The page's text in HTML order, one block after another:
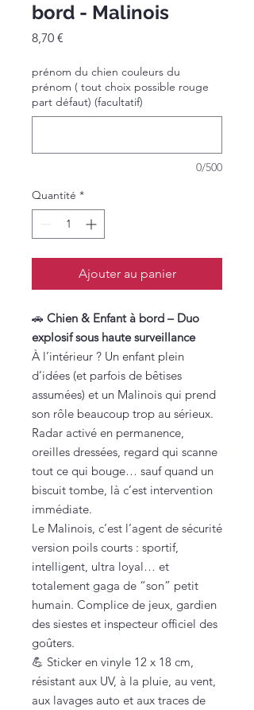
bord - Malinois
8,70 €
prénom du chien couleurs du
prénom ( tout choix possible rouge
part défaut) (facultatif)
0/500
Quantité *
Ajouter au panier
🚗 Chien & Enfant à bord – Duo
explosif sous haute surveillance
À l’intérieur ? Un enfant plein
d’idées (et parfois de bêtises
assumées) et un Malinois qui prend
son rôle beaucoup trop au sérieux.
Radar activé en permanence,
oreilles dressées, regard qui scanne
tout ce qui bouge… sauf quand un
biscuit tombe, là c’est intervention
immédiate.
Le Malinois, c’est l’agent de sécurité
version poils courts : sportif,
intelligent, ultra loyal… et
totalement gaga de “son” petit
humain. Complice de jeux, gardien
des siestes et inspecteur officiel des
goûters.
💪 Sticker en vinyle 12 x 18 cm,
résistant aux UV, à la pluie, au vent,
aux lavages auto et aux traces de